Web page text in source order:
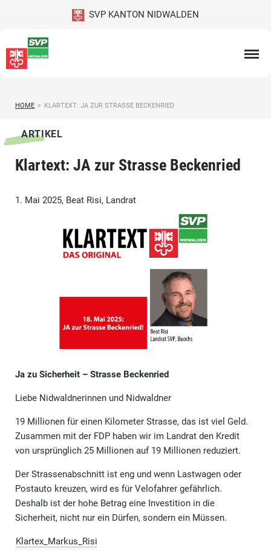
SVP KANTON NIDWALDEN
HOME > KLARTEXT: JA ZUR STRASSE BECKENRIED
ARTIKEL
Klartext: JA zur Strasse Beckenried
1. Mai 2025, Beat Risi, Landrat
Ja zu Sicherheit – Strasse Beckenried
Liebe Nidwaldnerinnen und Nidwaldner
19 Millionen für einen Kilometer Strasse, das ist viel Geld.
Zusammen mit der FDP haben wir im Landrat den Kredit
von ursprünglich 25 Millionen auf 19 Millionen reduziert.
Der Strassenabschnitt ist eng und wenn Lastwagen oder
Postauto kreuzen, wird es für Velofahrer gefährlich.
Deshalb ist der hohe Betrag eine Investition in die
Sicherheit, nicht nur ein Dürfen, sondern ein Müssen.
Klartex_Markus_Risi